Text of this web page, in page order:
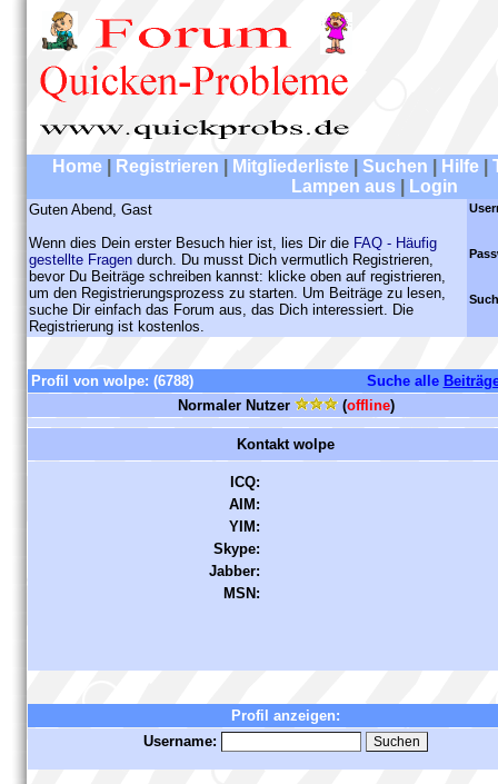
Home Registrieren Mitgliederliste Suchen Hilfe
Lampen aus
Login
Guten Abend, Gast
Wenn dies Dein erster Besuch hier ist, lies Dir die FAQ - Häufig
gestellte Fragen durch. Du musst Dich vermutlich Registrieren,
bevor Du Beiträge schreiben kannst: klicke oben auf registrieren,
um den Registrierungsprozess zu starten. Um Beiträge zu lesen,
suche Dir einfach das Forum aus, das Dich interessiert. Die
Registrierung ist kostenlos.
Profil von wolpe: (6788) Suche alle
Normaler Nutzer
(offline)
Kontakt wolpe
ICQ:
AIM:
YIM:
Skype:
Jabber:
MSN:
Profil anzeigen:
Username: